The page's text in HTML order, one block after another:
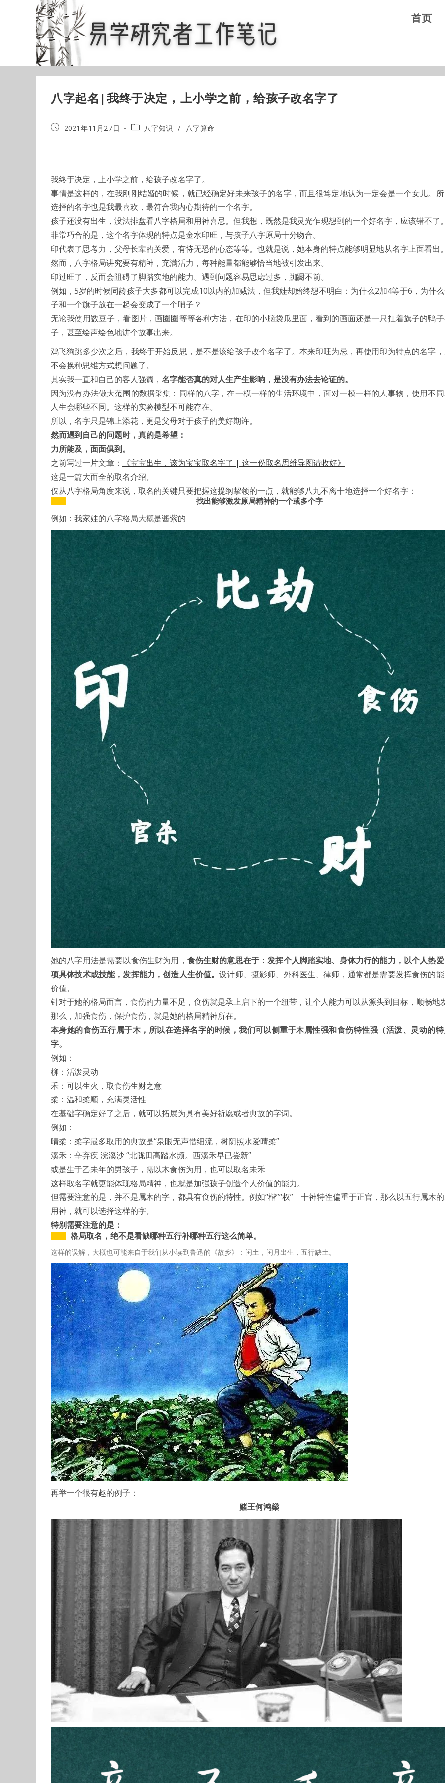
首页
八字起名|我终于决定，上小学之前，给孩子改名字了
Post2021年11月27日
Post八字知识 / 八字算命
我终于决定，上小学之前，给孩子改名字了。
事情是这样的，在我刚刚结婚的时候，就已经确定好未来孩子的名字，而且很笃定地认为一定会是一个女儿。
选择的名字也是我最喜欢，最符合我内心期待的一个名字。
孩子还没有出生，没法排盘看八字格局和用神喜忌。但我想，既然是我灵光乍现想到的一个好名字，应该错不了
非常巧合的是，这个名字体现的特点是金水印旺，与孩子八字原局十分吻合。
印代表了思考力，父母长辈的关爱，有恃无恐的心态等等。也就是说，她本身的特点能够明显地从名字上面看出
然而，八字格局讲究要有精神，充满活力，每种能量都能够恰当地被引发出来。
印过旺了，反而会阻碍了脚踏实地的能力。遇到问题容易思虑过多，踟蹰不前。
例如，5岁的时候同龄孩子大多都可以完成10以内的加减法，但我娃却始终想不明白：为什么2加4等于6，为什
子和一个旗子放在一起会变成了一个哨子？
无论我使用数豆子，看图片，画圈圈等等各种方法，在印的小脑袋瓜里面，看到的画面还是一只扛着旗子的鸭
子，甚至绘声绘色地讲个故事出来。
鸡飞狗跳多少次之后，我终于开始反思，是不是该给孩子改个名字了。本来印旺为忌，再使用印为特点的名字
不会换种思维方式想问题了。
其实我一直和自己的客人强调， 名字能否真的对人生产生影响，是没有办法去论证的。
因为没有办法做大范围的数据采集：同样的八字，在一模一样的生活环境中，面对一模一样的人事物，使用不
人生会哪些不同。这样的实验模型不可能存在。
所以，名字只是锦上添花，更是父母对于孩子的美好期许。
然而遇到自己的问题时，真的是希望：
力所能及，面面俱到。
之前写过一片文章：
《宝宝出生，该为宝宝取名字了 | 这一份取名思维导图请收好》
这是一篇大而全的取名介绍。
仅从八字格局角度来说，取名的关键只要把握这提纲挈领的一点，就能够八九不离十地选择一个好名字：
找出能够激发原局精神的一个或多个字
例如：我家娃的八字格局大概是酱紫的
她的八字用法是需要以食伤生财为用， 食伤生财的意思在于：发挥个人脚踏实地、身体力行的能力，以个人热
项具体技术或技能，发挥能力，创造人生价值。设计师、摄影师、外科医生、律师，通常都是需要发挥食伤的
价值。
针对于她的格局而言，食伤的力量不足，食伤就是承上启下的一个纽带，让个人能力可以从源头到目标，顺畅地
那么，加强食伤，保护食伤，就是她的格局精神所在。
本身她的食伤五行属于木，所以在选择名字的时候，我们可以侧重于木属性强和食伤特性强（活泼、灵动的
字。
例如：
柳：活泼灵动
禾：可以生火，取食伤生财之意
柔：温和柔顺，充满灵活性
在基础字确定好了之后，就可以拓展为具有美好祈愿或者典故的字词。
例如：
晴柔：柔字最多取用的典故是“泉眼无声惜细流，树阴照水爱晴柔”
溪禾：辛弃疾 浣溪沙 “北陇田高踏水频。西溪禾早已尝新”
或是生于乙未年的男孩子，需以木食伤为用，也可以取名未禾
这样取名字就更能体现格局精神，也就是加强孩子创造个人价值的能力。
但需要注意的是，并不是属木的字，都具有食伤的特性。例如“楷”“权”，十神特性偏重于正官，那么以五行属木
用神，就可以选择这样的字。
特别需要注意的是：
格局取名， 绝不是看缺哪种五行补哪种五行这么简单。
这样的误解，大概也可能来自于我们从小读到鲁迅的《故乡》：闰土，闰月出生，五行缺土。
再举一个很有趣的例子：
赌王何鸿燊